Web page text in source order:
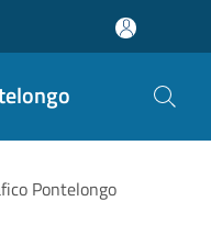
Pontelongo